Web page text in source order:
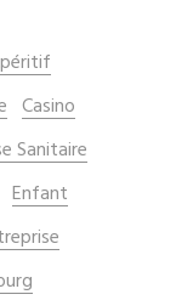
Casino
Sanitaire
Enfant